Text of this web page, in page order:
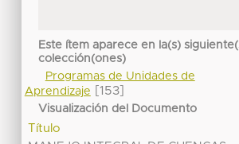
Este ítem aparece en la(s)
colección(ones)
Programas de Unidades de
Aprendizaje
[153]
Visualización del Documento
Título